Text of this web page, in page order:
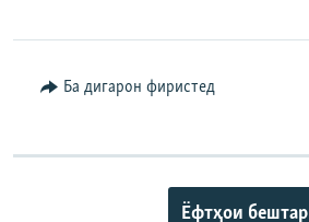
Ба дигарон фиристед
Ёфтҳои бештар